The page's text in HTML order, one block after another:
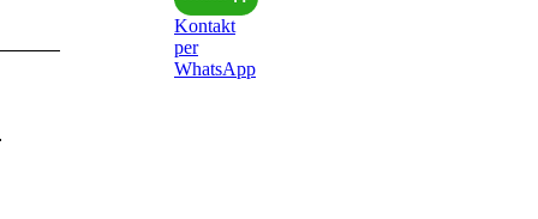
Kontakt
per
WhatsApp